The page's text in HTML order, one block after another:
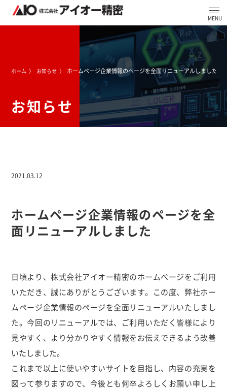
ホーム お知らせ ホームページ企業情報のページを全面リニューアルしました
お知らせ
2021.03.12
ホームページ企業情報のページを全
面リニューアルしました
日頃より、株式会社アイオー精密のホームぺージをご利用
いただき、誠にありがとうございます。この度、弊社ホー
ムページ企業情報のページを全面リニューアルいたしまし
た。今回のリニューアルでは、ご利用いただく皆様により
見やすく、より分かりやすく情報をお伝えできるよう改善
いたしました。
これまで以上に使いやすいサイトを目指し、内容の充実を
図って参りますので、今後とも何卒よろしくお願い申し上